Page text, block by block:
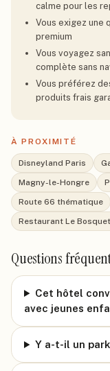
calme pour les
Vous exigez une
premium
Vous voyagez
complète sans
Vous préférez
produits frais
À PROXIMITÉ
Disneyland Paris
Magny-le-Hongre
Route 66 thématique
Restaurant Le
Questions
Cet hôtel
avec jeunes
Y a-t-il un